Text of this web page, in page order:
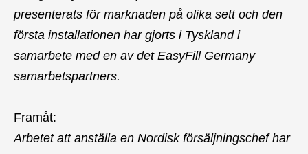
presenterats för marknaden på olika sett och den
första installationen har gjorts i Tyskland i
samarbete med en av det EasyFill Germany
samarbetspartners.
Framåt:
Arbetet att anställa en Nordisk försäljningschef har